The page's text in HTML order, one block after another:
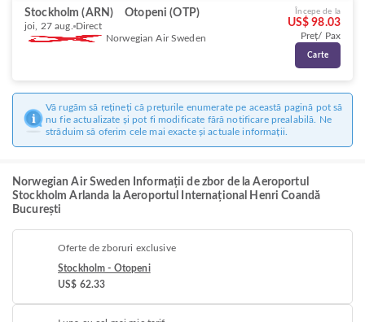
Stockholm (ARN) Otopeni (OTP)
joi, 27 aug. Direct
Norwegian Air Sweden
Începe de la
US$ 98.03
Preț/ Pax
Carte
Vă rugăm să rețineți că prețurile enumerate pe această pagină pot să
nu fie actualizate și pot fi modificate fără notificare prealabilă. Ne
străduim să oferim cele mai exacte și actuale informații.
Norwegian Air Sweden Informații de zbor de la Aeroportul
Stockholm Arlanda la Aeroportul Internațional Henri Coandă
București
Oferte de zboruri exclusive
Stockholm - Otopeni
US$ 62.33